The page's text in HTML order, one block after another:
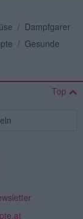
/ Dampfgarer
/ Gesunde
Top